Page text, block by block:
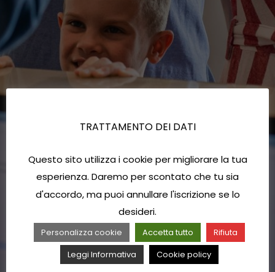
TRATTAMENTO DEI DATI
Questo sito utilizza i cookie per migliorare la tua
esperienza. Daremo per scontato che tu sia
d'accordo, ma puoi annullare l'iscrizione se lo
desideri.
Personalizza cookie Accetta tutto
Rifiuta
Leggi Informativa
Cookie policy